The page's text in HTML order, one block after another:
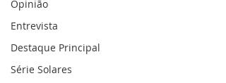
Opinião
Entrevista
Destaque Principal
Série Solares